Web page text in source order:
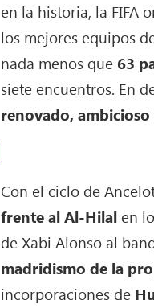
en la historia, la FIFA
los mejores equipos
nada menos que 63
siete encuentros. En
renovado,
Con el ciclo de
frente al Al-Hilal en
de Xabi Alonso al
madridismo de la
incorporaciones de